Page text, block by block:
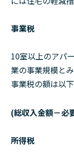
事業税
10室以上のアパ
業の事業規模と
事業税の額は以
(総収入金額－必
所得税